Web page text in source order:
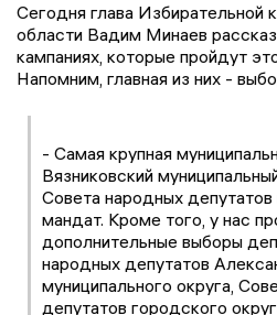
Сегодня глава Избирательной
области Вадим Минаев
кампаниях, которые пройдут
Напомним, главная из них -
- Самая крупная
Вязниковский
Совета народных депутатов
мандат. Кроме того, у нас
дополнительные выборы
народных депутатов
муниципального округа,
депутатов городского